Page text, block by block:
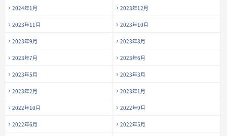
2024年1月 2023年12月
2023年11月 2023年10月
2023年9月 2023年8月
2023年7月 2023年6月
2023年5月 2023年3月
2023年2月 2023年1月
2022年10月 2022年9月
2022年6月 2022年5月